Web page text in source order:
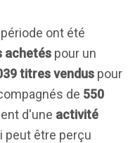
ont été
achetés pour un
titres vendus pour
de 550
d'une activité
peut être perçu